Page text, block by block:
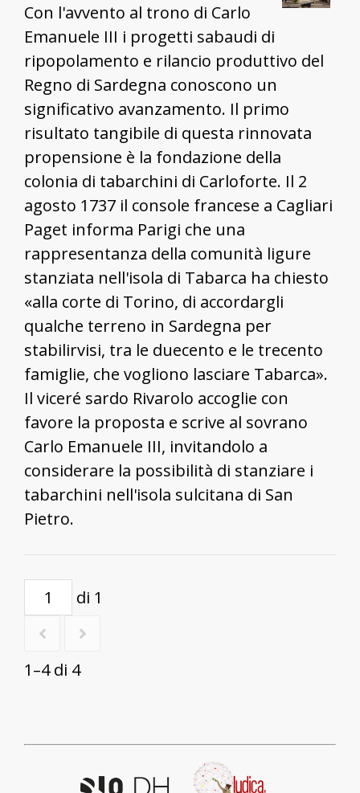
Con l'avvento al trono di Carlo
Emanuele III i progetti sabaudi di
ripopolamento e rilancio produttivo del
Regno di Sardegna conoscono un
significativo avanzamento. Il primo
risultato tangibile di questa rinnovata
propensione è la fondazione della
colonia di tabarchini di Carloforte. Il 2
agosto 1737 il console francese a Cagliari
Paget informa Parigi che una
rappresentanza della comunità ligure
stanziata nell'isola di Tabarca ha chiesto
«alla corte di Torino, di accordargli
qualche terreno in Sardegna per
stabilirvisi, tra le duecento e le trecento
famiglie, che vogliono lasciare Tabarca».
Il viceré sardo Rivarolo accoglie con
favore la proposta e scrive al sovrano
Carlo Emanuele III, invitandolo a
considerare la possibilità di stanziare i
tabarchini nell'isola sulcitana di San
Pietro.
di 1
1–4 di 4